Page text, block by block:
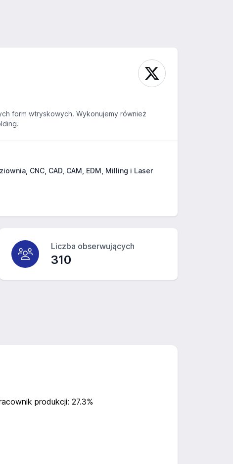
form wtryskowych. Wykonujemy również
CNC, CAD, CAM, EDM, Milling i Laser
Liczba obserwujących
310
produkcji: 27.3%